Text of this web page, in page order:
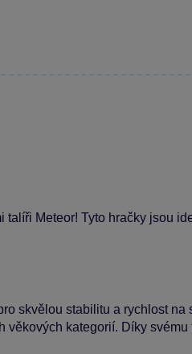
Meteor! Tyto hračky jsou
skvělou stabilitu a rychlost na
věkových kategorií. Díky svému